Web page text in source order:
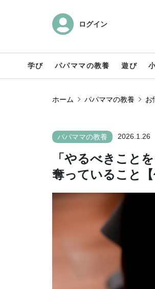
ログイン
学び パパママの教養 遊び
ホーム パパママの教養 お
パパママの教養 2026.1.26
「やるべきこと
奪っていること